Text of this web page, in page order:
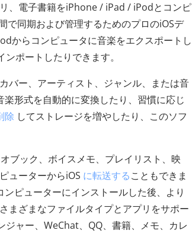
、電子書籍をiPhone / iPad / iPodとコンピ
同期および管理するためのプロのiOSデ
からコンピュータに音楽をエクスポートし
ンポートしたりできます。
バー、アーティスト、ジャンル、または音
形式を自動的に変換したり、習慣に応じ
除 してストレージを増やしたり、このソフ
ブック、ボイスメモ、プレイリスト、映
ューターからiOS に転送することもできま
ピューターにインストールした後、より
まざまなファイルタイプとアプリをサポー
ャー、WeChat、QQ、書籍、メモ、カレ